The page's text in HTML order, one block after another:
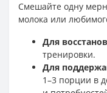
Смешайте одну
молока или
Для
тренировки.
Для
1–3 порции в